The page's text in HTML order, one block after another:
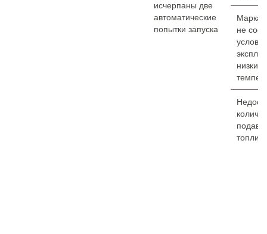
исчерпаны две
автоматические
попытки запуска
Марка
не
низких